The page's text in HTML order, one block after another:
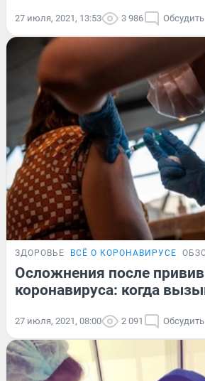
27 июля, 2021, 13:53 3 986 Обсудить
ЗДОРОВЬЕ ВСЁ О КОРОНАВИРУСЕ
Осложнения после
коронавируса: когда
27 июля, 2021, 08:00 2 091 Обсудить